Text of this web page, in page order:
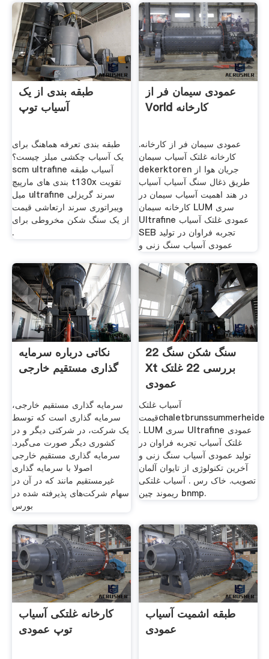
طبقه بندی از یک
آسیاب توپ
طبقه بندی تعرفه هماهنگ برای
یک آسیاب چکشی میلز چیست؟
scm ultrafine آسیاب طبقه
بندی های مارپیچ t130x تقویت
میل ultrafine سرند گریزلی
ویبراتوری سرند ارتعاشی قیمت
از یک سنگ شکن مخروطی برای
.
عمودی سیمان فر از
Vorld کارخانه
عمودی سیمان فر از کارخانه.
کارخانه غلتک آسیاب سیمان
dekerktoren جریان هوا از
طریق ذغال سنگ آسیاب آسیاب
در هند اهمیت آسیاب سیمان در
کارخانه سیمان LUM سری
Ultrafine عمودی غلتک آسیاب
SEB تجربه فراوان در تولید
عمودی آسیاب سنگ زنی و
نکاتی درباره سرمایه
گذاری مستقیم خارجی
سرمایه گذاری مستقیم خارجی،
سرمایه گذاری است که توسط
یک شرکت، در شرکتی دیگر و در
کشوری دیگر صورت می‌گیرد.
سرمایه گذاری مستقیم خارجی
اصولا با سرمایه گذاری
غیرمستقیم مانند که در آن در
سهام شرکت‌های پذیرفته شده در
بورس
22 سنگ شکن سنگ
Xt بررسی 22 غلتک
عمودی
آسیاب غلتک
قیمتchaletbrunssummerheide
. LUM سری Ultrafine عمودی
غلتک آسیاب تجربه فراوان در
تولید عمودی آسیاب سنگ زنی و
آخرین تکنولوژی از تایوان آلمان
تصویب. خاک رس . آسیاب غلتکی
ریموند چین bnmp.
کارخانه غلتکی آسیاب
توپ عمودی
طبقه اشمیت آسیاب
عمودی